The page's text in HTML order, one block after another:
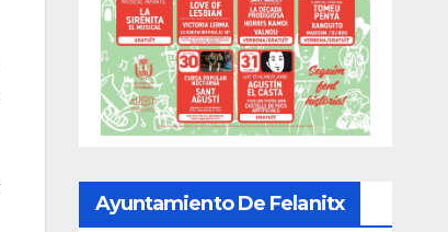
Ayuntamiento De Felanitx